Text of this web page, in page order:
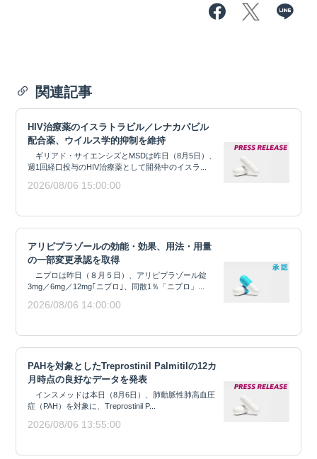
関連記事
HIV治療薬のイスラトラビル／レナカパビル
配合薬、ウイルス学的抑制を維持
ギリアド・サイエンシズとMSDは昨日（8月5日）、
週1回経口投与のHIV治療薬として開発中のイスラ...
2026/08/06 15:00:00
アリピプラゾールの効能・効果、用法・用量
の一部変更承認を取得
ニプロは昨日（８月５日）、アリピプラゾール錠
3mg／6mg／12mg｢ニプロ｣、同散1％「ニプロ」...
2026/08/06 14:00:00
PAHを対象としたTreprostinil Palmitilの12カ
月時点の良好なデータを発表
インスメッドは本日（8月6日）、肺動脈性肺高血圧
症（PAH）を対象に、Treprostinil P...
2026/08/06 13:55:00